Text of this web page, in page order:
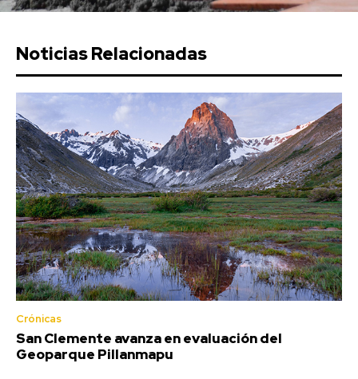
Noticias Relacionadas
Crónicas
San Clemente avanza en evaluación del
Geoparque Pillanmapu